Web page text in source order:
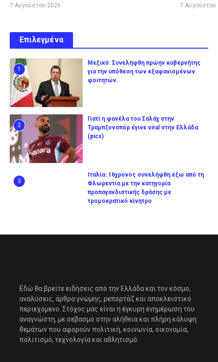
7 Αυγούστου 2026 7 Αυγούστου
Επιλεγμένα
1
Μεξικό: Συνελήφθη πρώην κυβερνήτης
για την υπόθεση των εξαφανισμένων
φοιτητών
2
Γιατί η φανέλα του Σαλάχ στην
Τραμπζονσπόρ έγινε viral στην Ελλάδα
(pics)
3
Ιταλία: 16χρονος συνελήφθη έξω από τη
Φλωρεντία με την κατηγορία
προπαγανδιστικής δράσης με
τρομοκρατικό κίνητρο
Εδώ θα βρείτε ειδήσεις από την Ελλάδα και τον κόσμο,
αναλύσεις, άρθρα γνώμης, ρεπορτάζ και αποκλειστικό
περιεχόμενο. Στόχος μας είναι η έγκυρη ενημέρωση του
αναγνώστη, με σεβασμό στην αλήθεια και πλήρη κάλυψη
θεμάτων που αφορούν πολιτική, κοινωνία, οικονομία,
πολιτισμό, τεχνολογία και αθλητισμό.